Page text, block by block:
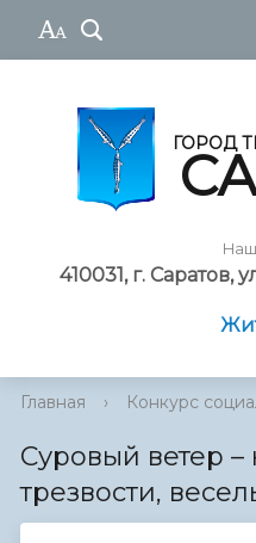
ГОРОД
410031, г. Саратов,
Главная › Конкурс
Суровый ветер
трезвости,